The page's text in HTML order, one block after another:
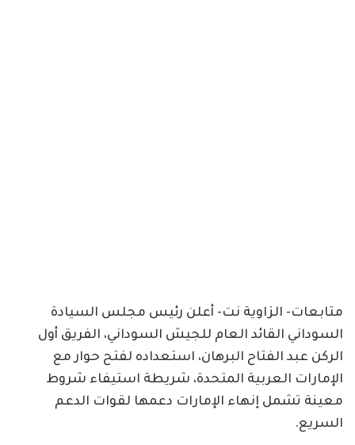
متابعات- الزاوية نت- أعلن رئيس مجلس السيادة
السوداني القائد العام للجيش السوداني، الفريق أول
الركن عبد الفتاح البرهان، استعداده لفتح حوار مع
الإمارات العربية المتحدة، شريطة استيفاء شروط
معينة تشمل إنهاء الإمارات دعمها لقوات الدعم
السريع.